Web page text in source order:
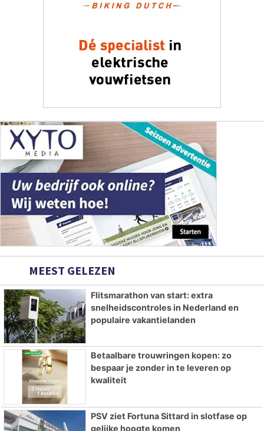
MEEST GELEZEN
Flitsmarathon van start: extra
snelheidscontroles in Nederland en
populaire vakantielanden
Betaalbare trouwringen kopen: zo
bespaar je zonder in te leveren op
kwaliteit
PSV ziet Fortuna Sittard in slotfase op
gelijke hoogte komen